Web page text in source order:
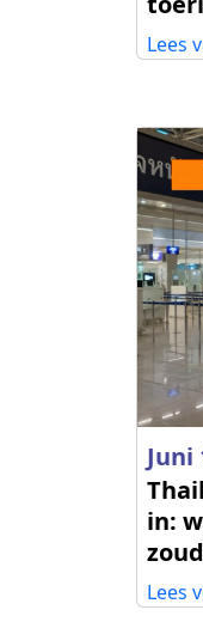
Lees
Juni
in:
Lees